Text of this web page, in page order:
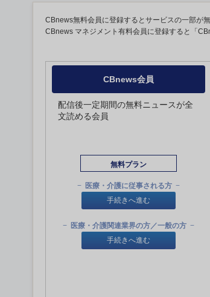
CBnews無料会員に登録するとサービスの一部が
CBnews マネジメント有料会員に登録すると「
CBnews会員
配信後一定期間の無料ニュースが全
文読める会員
無料プラン
医療・介護に従事される方
手続きへ進む
医療・介護関連業界の方／一般の方
手続きへ進む